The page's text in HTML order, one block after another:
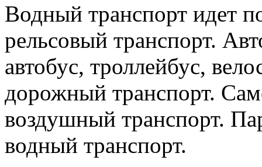
Водный транспорт идет
рельсовый транспорт.
автобус, троллейбус,
дорожный транспорт.
воздушный транспорт.
водный транспорт.